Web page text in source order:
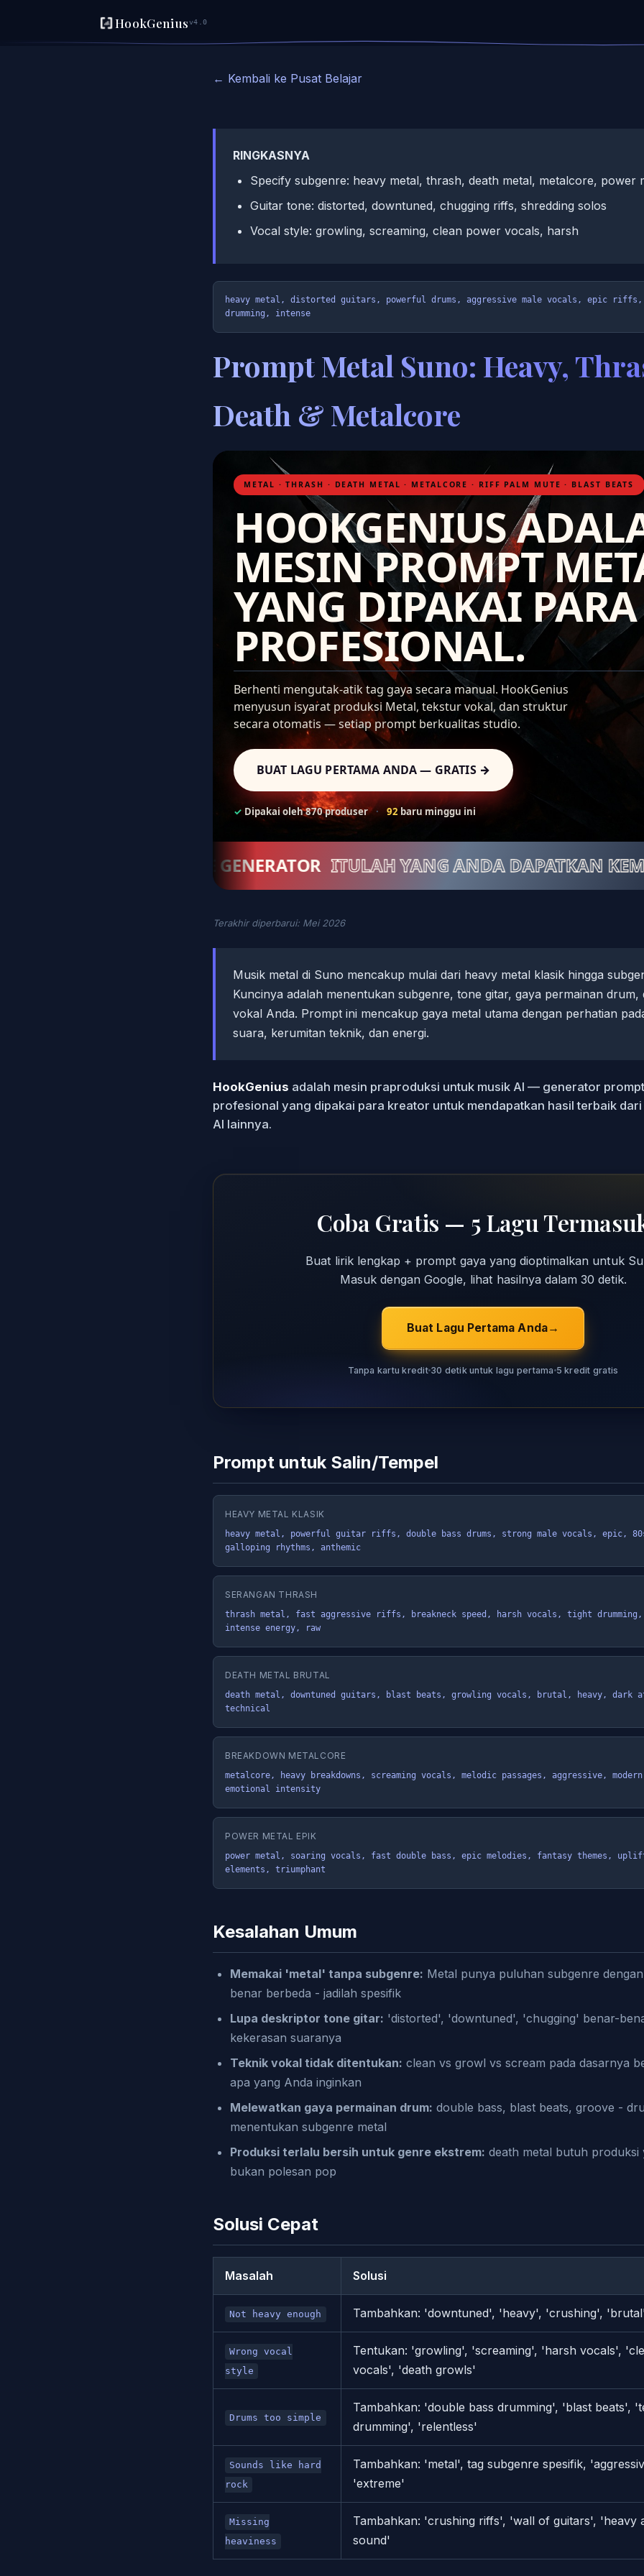
HookGeniusv4.0
← Kembali ke Pusat Belajar
RINGKASNYA
Specify subgenre: heavy metal, thrash, death metal, metalcore, power
Guitar tone: distorted, downtuned, chugging riffs, shredding solos
Vocal style: growling, screaming, clean power vocals, harsh
heavy metal, distorted guitars, powerful drums, aggressive male vocals, epic riffs,
drumming, intense
Prompt Metal Suno: Heavy,
Death & Metalcore
METAL · THRASH · DEATH METAL · METALCORE · RIFF PALM MUTE · BLAST BEATS
HOOKGENIUS
MESIN PROMPT
YANG DIPAKAI PARA
PROFESIONAL.
Berhenti mengutak-atik tag gaya secara manual. HookGenius
menyusun isyarat produksi Metal, tekstur vokal, dan struktur
secara otomatis — setiap prompt berkualitas studio.
BUAT LAGU PERTAMA ANDA — GRATIS →
✓Dipakai oleh 870 produser · 92baru minggu ini
BERIKAN KE GENERATOR ITULAH YANG ANDA DAPATKAN KEMBALI ✶
Terakhir diperbarui: Mei 2026
Musik metal di Suno mencakup mulai dari heavy metal klasik hingga
Kuncinya adalah menentukan subgenre, tone gitar, gaya permainan drum,
vokal Anda. Prompt ini mencakup gaya metal utama dengan perhatian
suara, kerumitan teknik, dan energi.
HookGenius adalah mesin praproduksi untuk musik AI — generator
profesional yang dipakai para kreator untuk mendapatkan hasil terbaik
AI lainnya.
Coba Gratis — 5 Lagu
Buat lirik lengkap + prompt gaya yang dioptimalkan untuk
Masuk dengan Google, lihat hasilnya dalam 30 detik.
Buat Lagu Pertama Anda
Tanpa kartu kredit 30 detik untuk lagu pertama 5 kredit gratis
Prompt untuk Salin/Tempel
HEAVY METAL KLASIK
heavy metal, powerful guitar riffs, double bass drums, strong male vocals, epic,
galloping rhythms, anthemic
SERANGAN THRASH
thrash metal, fast aggressive riffs, breakneck speed, harsh vocals, tight
intense energy, raw
DEATH METAL BRUTAL
death metal, downtuned guitars, blast beats, growling vocals, brutal, heavy, dark
technical
BREAKDOWN METALCORE
metalcore, heavy breakdowns, screaming vocals, melodic passages, aggressive,
emotional intensity
POWER METAL EPIK
power metal, soaring vocals, fast double bass, epic melodies, fantasy themes,
elements, triumphant
Kesalahan Umum
Memakai 'metal' tanpa subgenre: Metal punya puluhan subgenre
benar berbeda - jadilah spesifik
Lupa deskriptor tone gitar: 'distorted', 'downtuned', 'chugging' benar-
kekerasan suaranya
Teknik vokal tidak ditentukan: clean vs growl vs scream pada dasarnya
apa yang Anda inginkan
Melewatkan gaya permainan drum: double bass, blast beats, groove -
menentukan subgenre metal
Produksi terlalu bersih untuk genre ekstrem: death metal butuh produksi
bukan polesan pop
Solusi Cepat
Masalah Solusi
Not heavy enough Tambahkan: 'downtuned', 'heavy', 'crushing',
Wrong vocal
style
Tentukan: 'growling', 'screaming', 'harsh vocals',
vocals', 'death growls'
Drums too simple
Tambahkan: 'double bass drumming', 'blast beats',
drumming', 'relentless'
Sounds like hard
rock
Tambahkan: 'metal', tag subgenre spesifik,
'extreme'
Missing
heaviness
Tambahkan: 'crushing riffs', 'wall of guitars', 'heavy
sound'